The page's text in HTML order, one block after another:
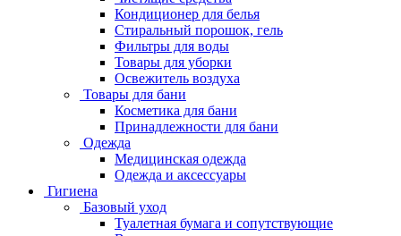
Кондиционер для белья
Стиральный порошок, гель
Фильтры для воды
Товары для уборки
Освежитель воздуха
Товары для бани
Косметика для бани
Принадлежности для бани
Одежда
Медицинская одежда
Одежда и аксессуары
Гигиена
Базовый уход
Туалетная бумага и сопутствующие